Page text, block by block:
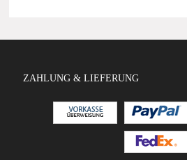
ZAHLUNG & LIEFERUNG